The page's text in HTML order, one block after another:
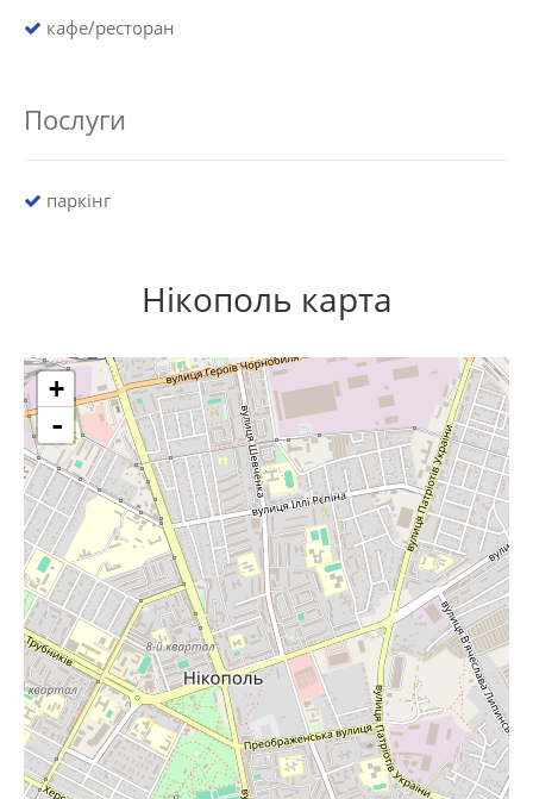
кафе/ресторан
Послуги
паркінг
Нікополь карта
+
-